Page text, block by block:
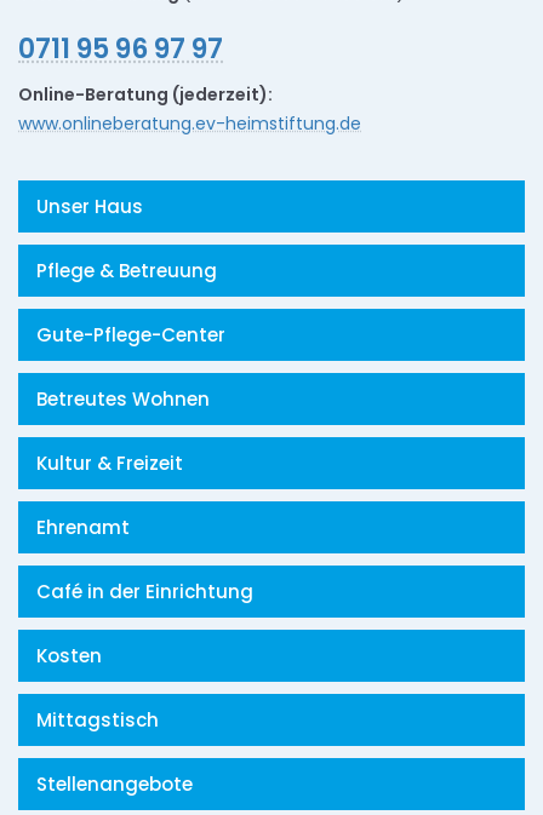
0711 95 96 97 97
Online-Beratung (jederzeit):
www.onlineberatung.ev-heimstiftung.de
Unser Haus
Pflege & Betreuung
Gute-Pflege-Center
Betreutes Wohnen
Kultur & Freizeit
Ehrenamt
Café in der Einrichtung
Kosten
Mittagstisch
Stellenangebote